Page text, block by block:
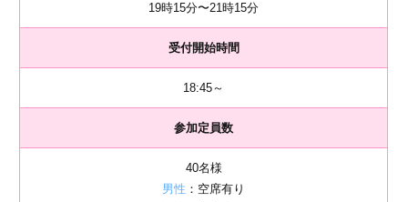
19時15分〜21時15分
受付開始時間
18:45～
参加定員数
40名様
男性 ：空席有り